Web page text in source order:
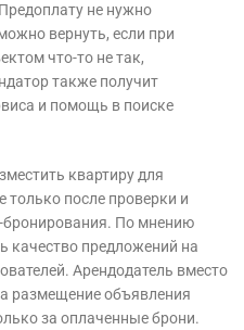
не нужно
вернуть, если при
что-то не так,
также получит
и помощь в поиске
квартиру для
только после проверки и
бронирования. По мнению
качество предложений на
Арендодатель вместо
размещение объявления
за оплаченные брони.